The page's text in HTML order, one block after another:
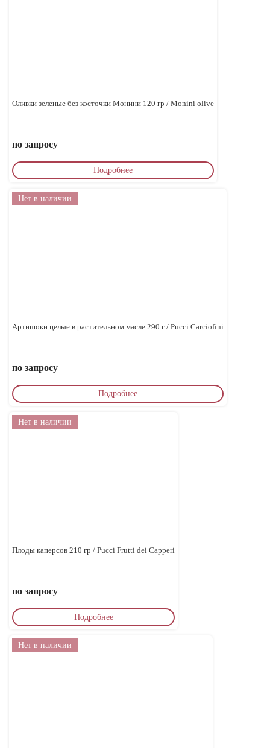
Оливки зеленые без косточки Монини 120 гр / Monini olive
по запросу
Подробнее
Нет в наличии
Артишоки целые в растительном масле 290 г / Pucci Carciofini
по запросу
Подробнее
Нет в наличии
Плоды каперсов 210 гр / Pucci Frutti dei Capperi
по запросу
Подробнее
Нет в наличии